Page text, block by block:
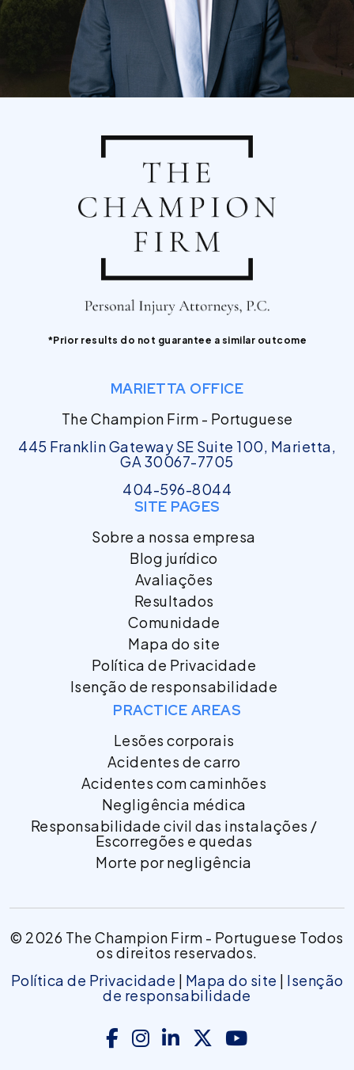
*Prior results do not guarantee a similar outcome
MARIETTA OFFICE
The Champion Firm - Portuguese
445 Franklin Gateway SE Suite 100, Marietta,
GA 30067-7705
404-596-8044
SITE PAGES
Sobre a nossa empresa
Blog jurídico
Avaliações
Resultados
Comunidade
Mapa do site
Política de Privacidade
Isenção de responsabilidade
PRACTICE AREAS
Lesões corporais
Acidentes de carro
Acidentes com caminhões
Negligência médica
Responsabilidade civil das instalações /
Escorregões e quedas
Morte por negligência
© 2026 The Champion Firm - Portuguese Todos
os direitos reservados.
Política de Privacidade | Mapa do site | Isenção
de responsabilidade